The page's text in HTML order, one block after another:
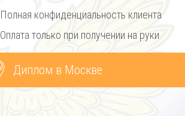
Полная конфиденциальность клиента
Оплата только при получении на руки
Диплом в Москве